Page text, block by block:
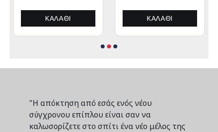
ΚΑΛΆΘΙ ΚΑΛΆΘΙ
"Η απόκτηση από εσάς ενός νέου
σύγχρονου επίπλου είναι σαν να
καλωσορίζετε στο σπίτι ένα νέο μέλος της